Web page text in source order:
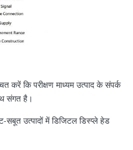
करें कि परीक्षण माध्यम उत्पाद के संपर्क
संगत है।
उत्पादों में डिजिटल डिस्प्ले हेड